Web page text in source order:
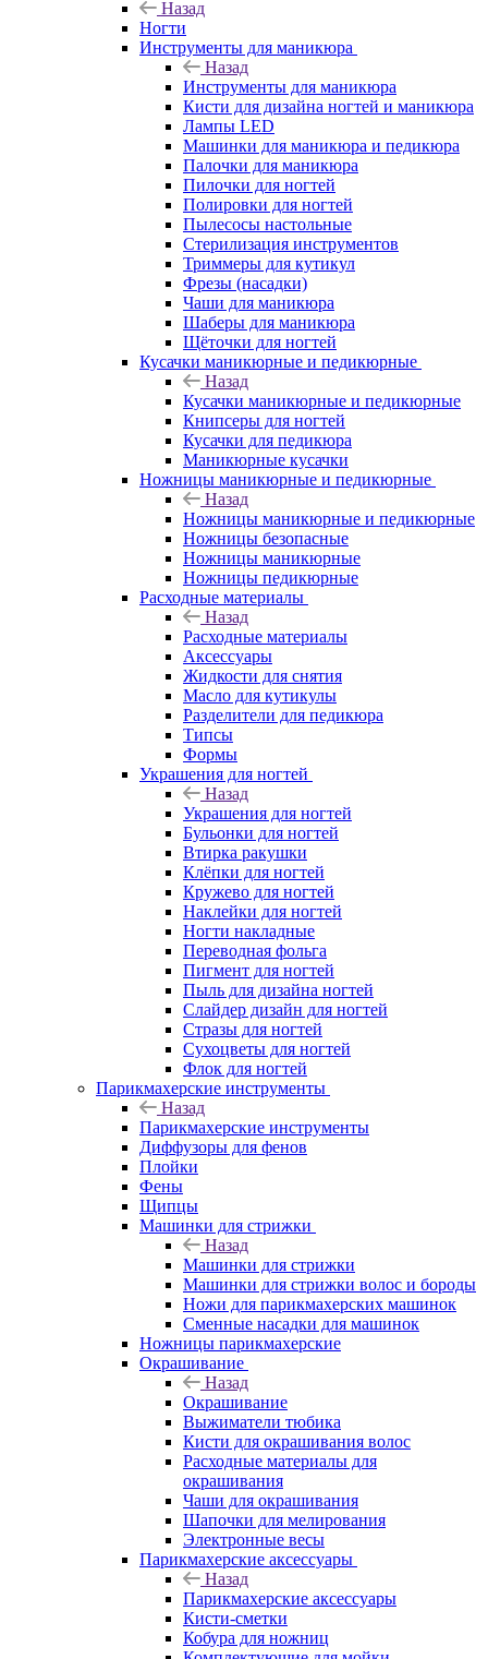
Назад
Ногти
Инструменты для маникюра
Назад
Инструменты для маникюра
Кисти для дизайна ногтей и маникюра
Лампы LED
Машинки для маникюра и педикюра
Палочки для маникюра
Пилочки для ногтей
Полировки для ногтей
Пылесосы настольные
Стерилизация инструментов
Триммеры для кутикул
Фрезы (насадки)
Чаши для маникюра
Шаберы для маникюра
Щёточки для ногтей
Кусачки маникюрные и педикюрные
Назад
Кусачки маникюрные и педикюрные
Книпсеры для ногтей
Кусачки для педикюра
Маникюрные кусачки
Ножницы маникюрные и педикюрные
Назад
Ножницы маникюрные и педикюрные
Ножницы безопасные
Ножницы маникюрные
Ножницы педикюрные
Расходные материалы
Назад
Расходные материалы
Аксессуары
Жидкости для снятия
Масло для кутикулы
Разделители для педикюра
Типсы
Формы
Украшения для ногтей
Назад
Украшения для ногтей
Бульонки для ногтей
Втирка ракушки
Клёпки для ногтей
Кружево для ногтей
Наклейки для ногтей
Ногти накладные
Переводная фольга
Пигмент для ногтей
Пыль для дизайна ногтей
Слайдер дизайн для ногтей
Стразы для ногтей
Сухоцветы для ногтей
Флок для ногтей
Парикмахерские инструменты
Назад
Парикмахерские инструменты
Диффузоры для фенов
Плойки
Фены
Щипцы
Машинки для стрижки
Назад
Машинки для стрижки
Машинки для стрижки волос и бороды
Ножи для парикмахерских машинок
Сменные насадки для машинок
Ножницы парикмахерские
Окрашивание
Назад
Окрашивание
Выжиматели тюбика
Кисти для окрашивания волос
Расходные материалы для
окрашивания
Чаши для окрашивания
Шапочки для мелирования
Электронные весы
Парикмахерские аксессуары
Назад
Парикмахерские аксессуары
Кисти-сметки
Кобура для ножниц